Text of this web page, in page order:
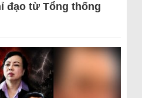
đạo từ Tổng thống